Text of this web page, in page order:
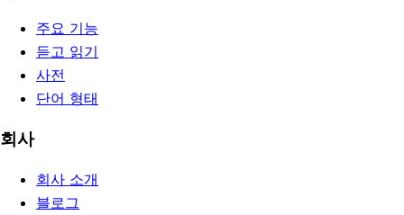
주요 기능
듣고 읽기
사전
단어 형태
회사
회사 소개
블로그